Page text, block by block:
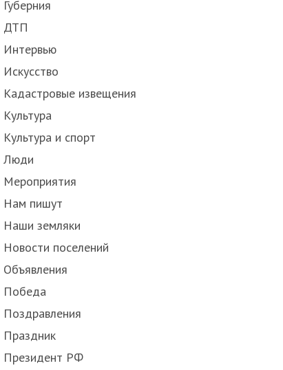
Губерния
ДТП
Интервью
Искусство
Кадастровые извещения
Культура
Культура и спорт
Люди
Мероприятия
Нам пишут
Наши земляки
Новости поселений
Объявления
Победа
Поздравления
Праздник
Президент РФ